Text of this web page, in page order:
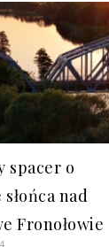
spacer o
nad
Fronołowie